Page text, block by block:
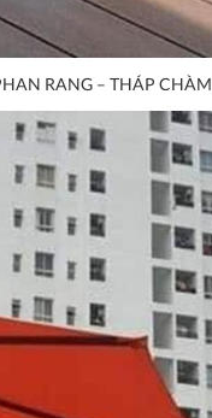
RANG – THÁP CHÀM